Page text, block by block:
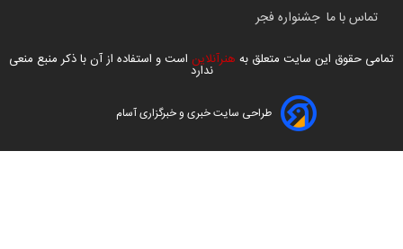
تماس با ما جشنواره فجر
تمامی حقوق این سایت متعلق به هنرآنلاین است و استفاده از آن با ذکر منبع منعی
ندارد
طراحی سایت خبری و خبرگزاری آسام